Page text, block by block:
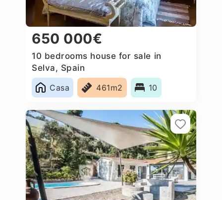
650 000€
10 bedrooms house for sale in
Selva, Spain
Casa
461m2 10